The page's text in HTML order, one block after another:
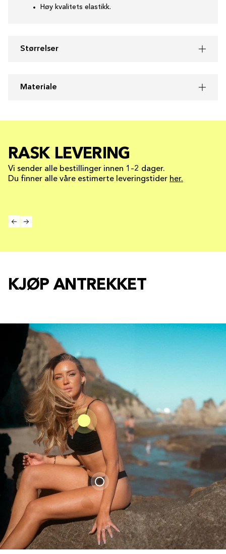
Høy kvalitets elastikk.
Størrelser
Materiale
RASK LEVERING
Vi sender alle bestillinger innen 1–2 dager.
Du finner alle våre estimerte leveringstider her.
KJØP ANTREKKET